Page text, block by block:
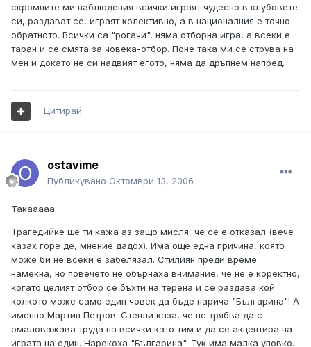
скромните ми наблюдения всички играят чудесно в клубовете
си, раздават се, играят колективно, а в националния е точно
обратното. Всички са "рогачи", няма отборна игра, а всеки е
таран и се смята за човека-отбор. Поне така ми се струва на
мен и докато не си надвият егото, няма да дръпнем напред.
Цитирай
ostavime
Публикувано Октомври 13, 2006
Такааааа.
Трагедийке ще ти кажа аз защо мисля, че се е отказал (вече
казах горе де, мнение дадох). Има още една причина, която
може би не всеки е забелязал. Стилиян преди време
намекна, но повечето не обърнаха внимание, че не е коректно,
когато целият отбор се бъхти на терена и се раздава кой
колкото може само един човек да бъде нарича "Българина"! А
именно Мартин Петров. Стенли каза, че не трябва да с
омаловажава труда на всички като тим и да се акцентира на
играта на един. Нарекоха "Българина". Тук има малка уловко.